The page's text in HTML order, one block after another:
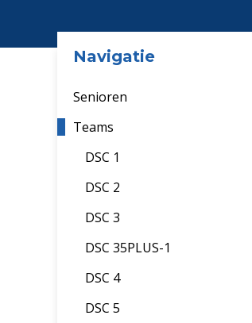
Navigatie
Senioren
Teams
DSC 1
DSC 2
DSC 3
DSC 35PLUS-1
DSC 4
DSC 5